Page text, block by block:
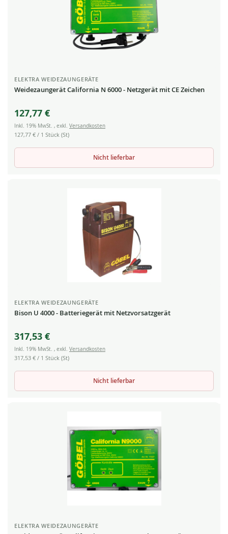
ELEKTRA WEIDEZAUNGERÄTE
Weidezaungerät California N 6000 - Netzgerät mit CE Zeichen
127,77 €
Inkl. 19% MwSt. , exkl. Versandkosten
127,77 € / 1 Stück (St)
Nicht lieferbar
ELEKTRA WEIDEZAUNGERÄTE
Bison U 4000 - Batteriegerät mit Netzvorsatzgerät
317,53 €
Inkl. 19% MwSt. , exkl. Versandkosten
317,53 € / 1 Stück (St)
Nicht lieferbar
ELEKTRA WEIDEZAUNGERÄTE